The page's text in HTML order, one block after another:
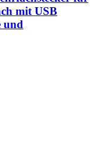
mit USB
und